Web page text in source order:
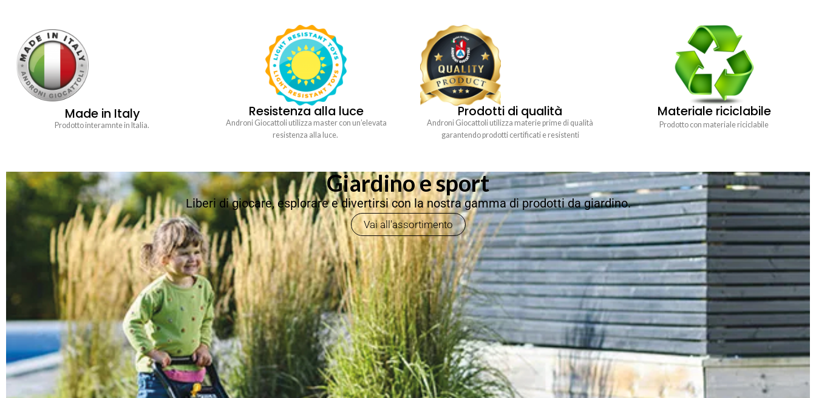
Made in Italy
Prodotto interamnte in Italia.
Resistenza alla luce
Androni Giocattoli utilizza master con un’elevata
resistenza alla luce.
Prodotti di qualità
Androni Giocattoli utilizza materie prime di qualità
garantendo prodotti certificati e resistenti
Materiale riciclabile
Prodotto con materiale riciclabile
Giardino e sport
Liberi di giocare, esplorare e divertirsi con la nostra gamma di prodotti da giardino.
Vai all'assortimento